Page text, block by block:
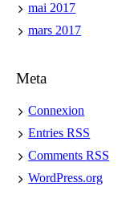
mai 2017
mars 2017
Meta
Connexion
EntriesRSS
CommentsRSS
WordPress.org